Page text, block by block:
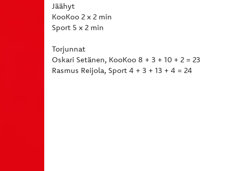
Jäähyt
KooKoo 2 x 2 min
Sport 5 x 2 min
Torjunnat
Oskari Setänen, KooKoo 8 + 3 + 10 + 2 = 23
Rasmus Reijola, Sport 4 + 3 + 13 + 4 = 24